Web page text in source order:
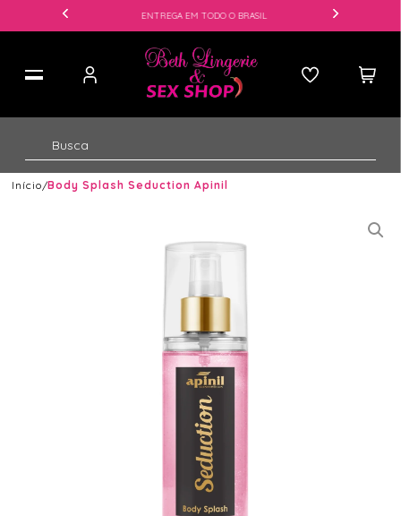
ENTREGA EM TODO O BRASIL
Início Body Splash Seduction Apinil